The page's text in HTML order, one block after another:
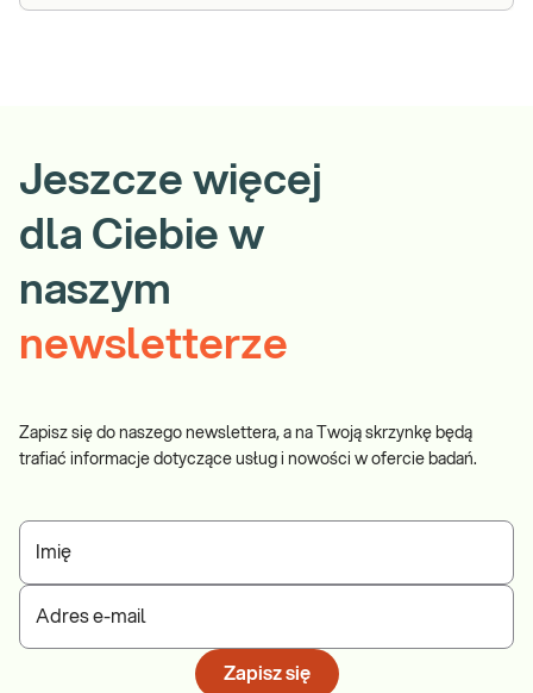
Jeszcze więcej
dla Ciebie w
naszym
newsletterze
Zapisz się do naszego newslettera, a na Twoją skrzynkę będą
trafiać informacje dotyczące usług i nowości w ofercie badań.
Imię
Adres e-mail
Zapisz się